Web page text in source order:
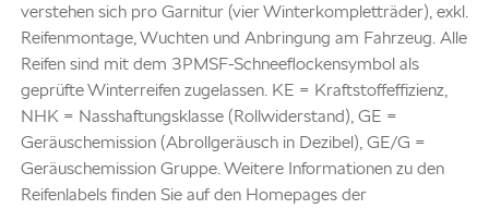
verstehen sich pro Garnitur (vier Winterkompletträder), exkl.
Reifenmontage, Wuchten und Anbringung am Fahrzeug. Alle
Reifen sind mit dem 3PMSF-Schneeflockensymbol als
geprüfte Winterreifen zugelassen. KE = Kraftstoffeffizienz,
NHK = Nasshaftungsklasse (Rollwiderstand), GE =
Geräuschemission (Abrollgeräusch in Dezibel), GE/G =
Geräuschemission Gruppe. Weitere Informationen zu den
Reifenlabels finden Sie auf den Homepages der